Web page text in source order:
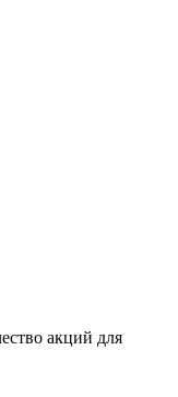
акций для